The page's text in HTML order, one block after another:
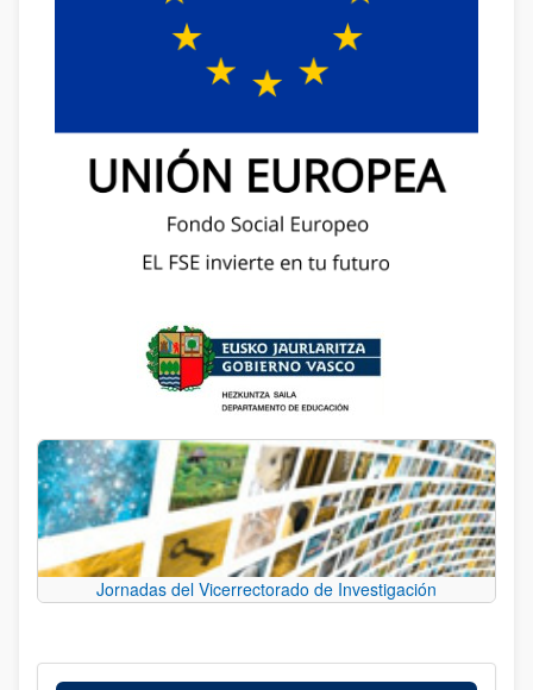
Jornadas del Vicerrectorado de Investigación